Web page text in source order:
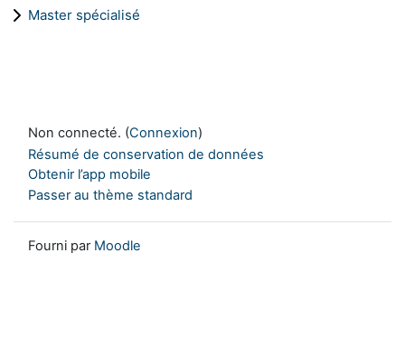
Master spécialisé
Non connecté. (Connexion)
Résumé de conservation de données
Obtenir l’app mobile
Passer au thème standard
Fourni par Moodle